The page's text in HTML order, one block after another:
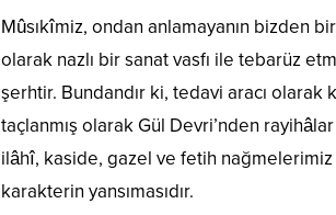
Mûsıkîmiz, ondan anlamayanın bizden
olarak nazlı bir sanat vasfı ile tebarüz
şerhtir. Bundandır ki, tedavi aracı
taçlanmış olarak Gül Devri’nden
ilâhî, kaside, gazel ve fetih
karakterin yansımasıdır.